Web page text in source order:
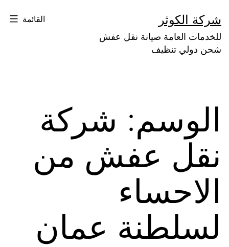
إلى
المحتوى
شركة الكوثر
للخدمات العامة صيانة نقل عفش
شحن دولي تنظيف
القائمة
الوسم: شركة
نقل عفش من
الاحساء
لسلطنة عمان